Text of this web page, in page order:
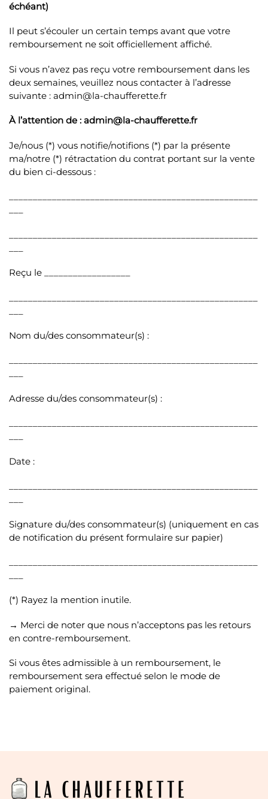
échéant)
Il peut s’écouler un certain temps avant que votre
remboursement ne soit officiellement affiché.
Si vous n’avez pas reçu votre remboursement dans les
deux semaines, veuillez nous contacter à l’adresse
suivante : admin@la-chaufferette.fr
À l’attention de : admin@la-chaufferette.fr
Je/nous (*) vous notifie/notifions (*) par la présente
ma/notre (*) rétractation du contrat portant sur la vente
du bien ci-dessous :
Reçu le __________________
Nom du/des consommateur(s) :
Adresse du/des consommateur(s) :
Date :
Signature du/des consommateur(s) (uniquement en cas
de notification du présent formulaire sur papier)
(*) Rayez la mention inutile.
→ Merci de noter que nous n’acceptons pas les retours
en contre-remboursement.
Si vous êtes admissible à un remboursement, le
remboursement sera effectué selon le mode de
paiement original.